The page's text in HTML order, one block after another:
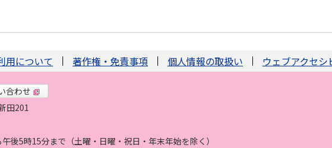
用について 著作権・免責事項 個人情報の取扱い ウェブアクセシ
合わせ
田201
後5時15分まで（土曜・日曜・祝日・年末年始を除く）